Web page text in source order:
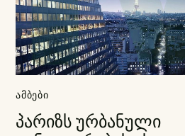
ᲐᲛᲑᲔᲑᲘ
პარიზს ურბანული